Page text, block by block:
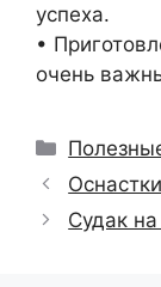
успеха.
•
очень
Рубрики
Судак